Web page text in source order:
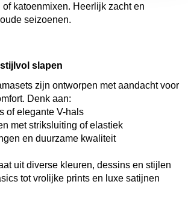
katoenmixen. Heerlijk zacht en
seizoenen.
slapen
zijn ontworpen met aandacht voor
Denk aan:
of elegante V-hals
met striksluiting of elastiek
en duurzame kwaliteit
uit diverse kleuren, dessins en stijlen
tot vrolijke prints en luxe satijnen